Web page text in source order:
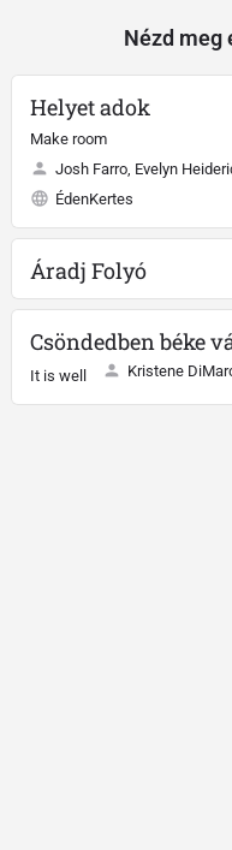
Nézd meg
Helyet adok
Make room
Josh Farro, Evelyn
ÉdenKertes
Áradj Folyó
Csöndedben béke
It is well Kristene